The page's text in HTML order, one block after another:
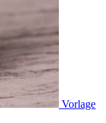
Vorlage